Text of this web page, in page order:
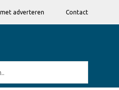
adverteren Contact